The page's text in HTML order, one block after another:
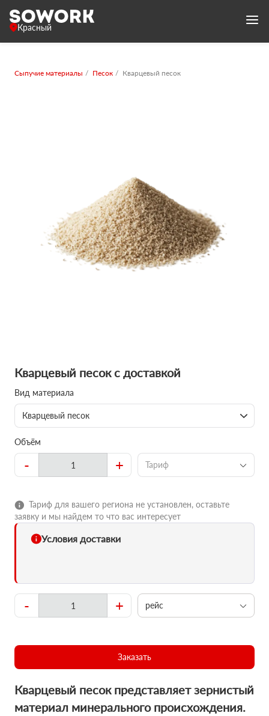
Красный
Сыпучие материалы Песок Кварцевый песок
Кварцевый песок с доставкой
Вид материала
Кварцевый песок
Объём
- + Тариф
Тариф для вашего региона не установлен, оставьте
заявку и мы найдем то что вас интересует
Условия доставки
- + рейс
Заказать
Кварцевый песок представляет зернистый
материал минерального происхождения.